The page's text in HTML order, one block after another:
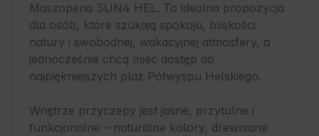
Maszoperia SUN4 HEL. To idealna propozycja
dla osób, które szukają spokoju, bliskości
natury i swobodnej, wakacyjnej atmosfery, a
jednocześnie chcą mieć dostęp do
najpiękniejszych plaż Półwyspu Helskiego.
Wnętrze przyczepy jest jasne, przytulne i
funkcjonalne – naturalne kolory, drewniane